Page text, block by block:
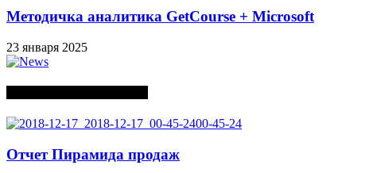
Методичка аналитика GetCourse + Microsoft
23 января 2025
Отчет Пирамида продаж